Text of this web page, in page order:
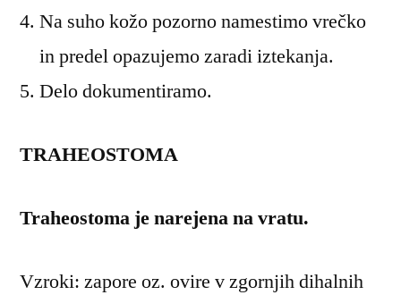
Na suho kožo pozorno namestimo vrečko
in predel opazujemo zaradi iztekanja.
Delo dokumentiramo.
TRAHEOSTOMA
Traheostoma je narejena na vratu.
Vzroki: zapore oz. ovire v zgornjih dihalnih